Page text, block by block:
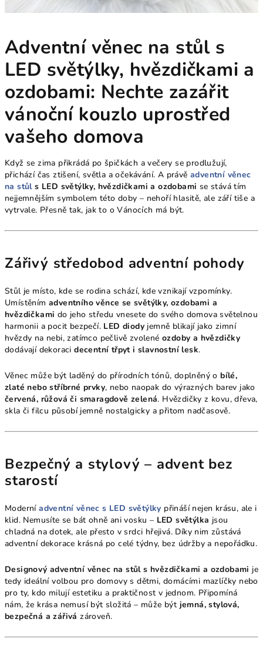
Adventní věnec na stůl s
LED světýlky, hvězdičkami a
ozdobami: Nechte zazářit
vánoční kouzlo uprostřed
vašeho domova
Když se zima přikrádá po špičkách a večery se prodlužují,
přichází čas ztišení, světla a očekávání. A právě adventní věnec
na stůls LED světýlky, hvězdičkami a ozdobami se stává tím
nejjemnějším symbolem této doby – nehoří hlasitě, ale září tiše a
vytrvale. Přesně tak, jak to o Vánocích má být.
Zářivý středobod adventní pohody
Stůl je místo, kde se rodina schází, kde vznikají vzpomínky.
Umístěnímadventního věnce se světýlky, ozdobami a
hvězdičkami do jeho středu vnesete do svého domova světelnou
harmonii a pocit bezpečí. LED diody jemně blikají jako zimní
hvězdy na nebi, zatímco pečlivě zvolené ozdoby a hvězdičky
dodávají dekoracidecentní třpyt i slavnostní lesk.
Věnec může být laděný do přírodních tónů, doplněný o bílé,
zlaté nebo stříbrné prvky, nebo naopak do výrazných barev jako
červená, růžová či smaragdově zelená. Hvězdičky z kovu, dřeva,
skla či filcu působí jemně nostalgicky a přitom nadčasově.
Bezpečný a stylový – advent bez
starostí
Moderníadventní věnec s LED světýlky přináší nejen krásu, ale i
klid. Nemusíte se bát ohně ani vosku – LED světýlka jsou
chladná na dotek, ale přesto v srdci hřejivá. Díky nim zůstává
adventní dekorace krásná po celé týdny, bez údržby a nepořádku.
Designový adventní věnec na stůl s hvězdičkami a ozdobami je
tedy ideální volbou pro domovy s dětmi, domácími mazlíčky nebo
pro ty, kdo milují estetiku a praktičnost v jednom. Připomíná
nám, že krása nemusí být složitá – může být jemná, stylová,
bezpečná a zářivá zároveň.